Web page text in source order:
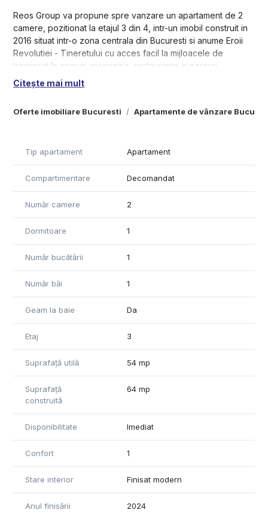
Oferte imobiliare Bucuresti Apartamente de vânzare
Reos Group va propune spre vanzare un apartament de 2
camere, pozitionat la etajul 3 din 4, intr-un imobil construit in
2016 situat intr-o zona centrala din Bucuresti si anume Eroii
Revolutiei - Tineretului cu acces facil la mijloacele de
transport în comun, magazine, restaurante și parcuri.
-Apartamentul este decomandat, fiind compus din: living
este de 54mp, oferind suficient spațiu pentru o familie sau un
-Parcare de la ADP
Pentru vizionari sau pentru mai multe detalii ne puteți
contacta.
Citește mai mult
Tip apartament Apartament
Compartimentare Decomandat
Număr camere 2
Dormitoare 1
Număr bucătării 1
Număr băi 1
Geam la baie Da
Etaj 3
Suprafață utilă 54 mp
Suprafață
construită
64 mp
Disponibilitate Imediat
Confort 1
Stare interior Finisat modern
Anul finisării 2024